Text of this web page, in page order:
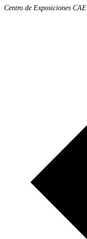
Centro de Exposiciones CAE